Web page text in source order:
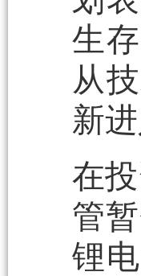
生
从
新进
在
管
锂